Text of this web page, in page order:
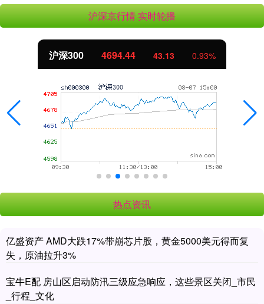
沪深京行情 实时轮播
沪深300 4694.44 43.13 0.93%
热点资讯
亿盛资产 AMD大跌17%带崩芯片股，黄金5000美元得而复
失，原油拉升3%
宝牛E配 房山区启动防汛三级应急响应，这些景区关闭_市民
_行程_文化